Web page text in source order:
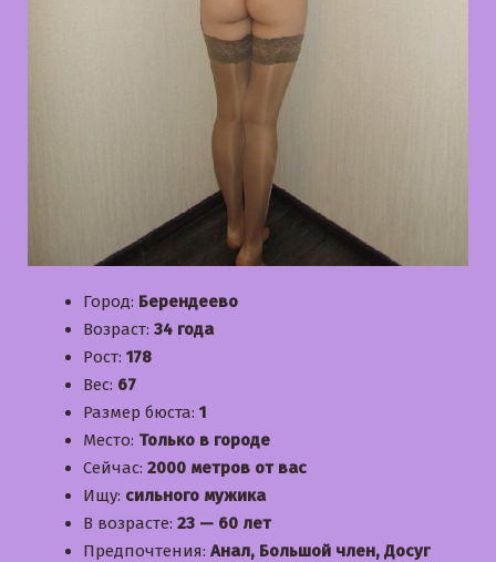
Город: Берендеево
Возраст: 34 года
Рост: 178
Вес: 67
Размер бюста: 1
Место: Только в городе
Сейчас: 2000 метров от вас
Ищу: сильного мужика
В возрасте: 23 — 60 лет
Предпочтения: Анал, Большой член, Досуг